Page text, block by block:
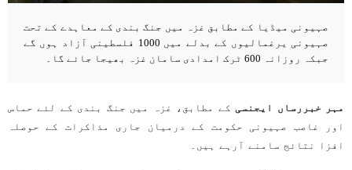
صہیونی میڈیا کے مطابق غزہ میں جنگ بندی کے معاہدے کے تحت
صہیونی یرغمالیوں کے بدلے میں 1000 فلسطینی آزاد ہوں گے
جبکہ روزانہ 600 ٹرک امدادی سامان غزہ بھیجا جائے گا۔
مہر خبررساں ایجنسی کے مطابق، غزہ میں جنگ بندی کے لئے حماس
اور غاصب صہیونی حکومت کے درمیان جاری مذاکرات کے حوصلہ
افزا نتائج سامنے آرہے ہیں۔